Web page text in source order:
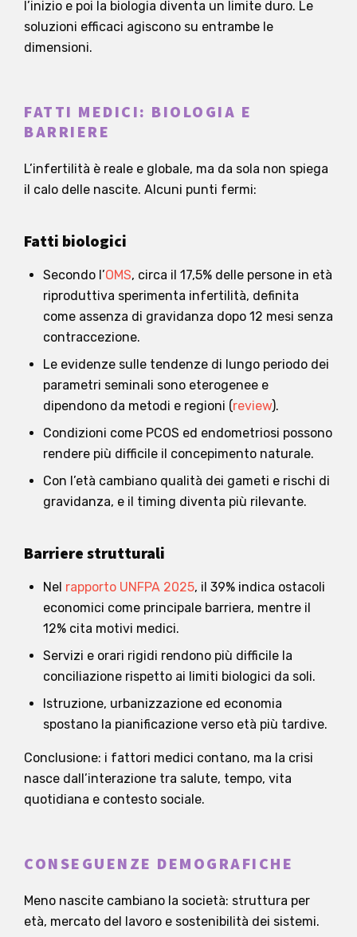
l’inizio e poi la biologia diventa un limite duro. Le
soluzioni efficaci agiscono su entrambe le
dimensioni.
FATTI MEDICI: BIOLOGIA E
BARRIERE
L’infertilità è reale e globale, ma da sola non spiega
il calo delle nascite. Alcuni punti fermi:
Fatti biologici
Secondo l’OMS, circa il 17,5% delle persone in età
riproduttiva sperimenta infertilità, definita
come assenza di gravidanza dopo 12 mesi senza
contraccezione.
Le evidenze sulle tendenze di lungo periodo dei
parametri seminali sono eterogenee e
dipendono da metodi e regioni (review).
Condizioni come PCOS ed endometriosi possono
rendere più difficile il concepimento naturale.
Con l’età cambiano qualità dei gameti e rischi di
gravidanza, e il timing diventa più rilevante.
Barriere strutturali
Nel rapporto UNFPA 2025, il 39% indica ostacoli
economici come principale barriera, mentre il
12% cita motivi medici.
Servizi e orari rigidi rendono più difficile la
conciliazione rispetto ai limiti biologici da soli.
Istruzione, urbanizzazione ed economia
spostano la pianificazione verso età più tardive.
Conclusione: i fattori medici contano, ma la crisi
nasce dall’interazione tra salute, tempo, vita
quotidiana e contesto sociale.
CONSEGUENZE DEMOGRAFICHE
Meno nascite cambiano la società: struttura per
età, mercato del lavoro e sostenibilità dei sistemi.